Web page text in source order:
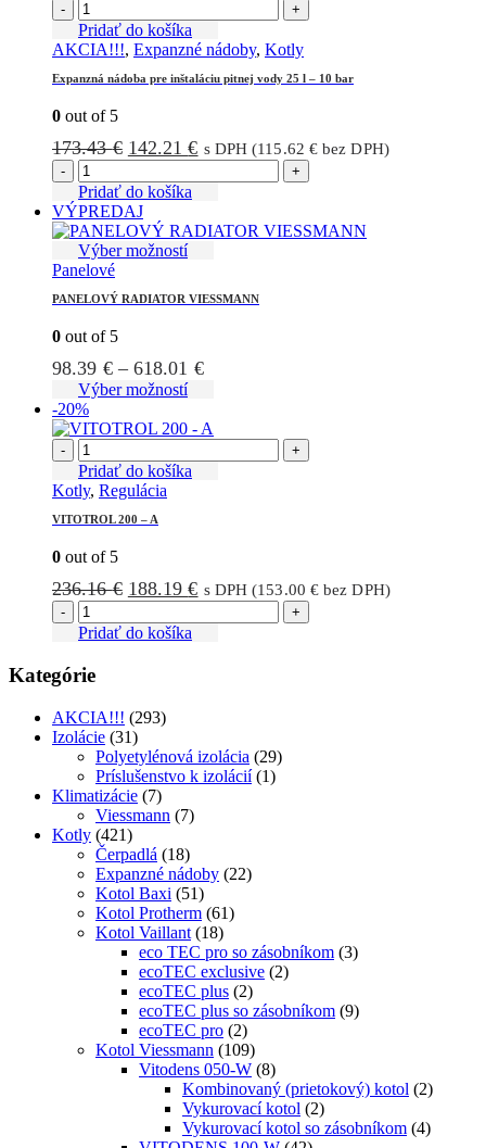
- +
Pridať do košíka
AKCIA!!!, Expanzné nádoby, Kotly
Expanzná nádoba pre inštaláciu pitnej vody 25 l – 10 bar
0 out of 5
173.43€ Pôvodná
bola:
173.43 €.
142.21€Aktuálna
s DPH (115.62 € bez DPH)
- +
Pridať do košíka
VÝPREDAJ
Výber možností
viacero
stránke
produktu.
Panelové
PANELOVÝ RADIATOR VIESSMANN
0 out of 5
98.39 € – 618.01 €Price
through
618.01 €
Výber možností
variantov.
stránke
produktu.
-20%
- +
Pridať do košíka
Kotly, Regulácia
VITOTROL 200 – A
0 out of 5
236.16€ Pôvodná
bola:
188.19€Aktuálna
s DPH (153.00 € bez DPH)
- +
Pridať do košíka
Kategórie
AKCIA!!! (293)
Izolácie (31)
Polyetylénová izolácia (29)
Príslušenstvo k izolácií (1)
Klimatizácie (7)
Viessmann (7)
Kotly (421)
Čerpadlá (18)
Expanzné nádoby (22)
Kotol Baxi (51)
Kotol Protherm (61)
Kotol Vaillant (18)
eco TEC pro so zásobníkom (3)
ecoTEC exclusive (2)
ecoTEC plus (2)
ecoTEC plus so zásobníkom (9)
ecoTEC pro (2)
Kotol Viessmann (109)
Vitodens 050-W (8)
Kombinovaný (prietokový) kotol (2)
Vykurovací kotol (2)
Vykurovací kotol so zásobníkom (4)